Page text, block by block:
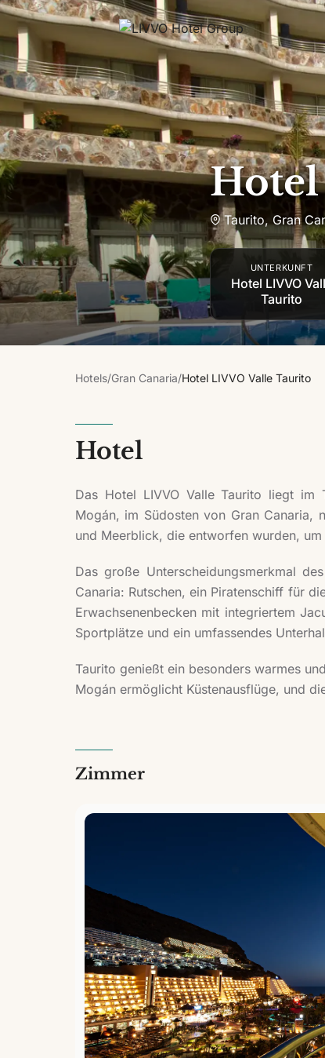
Zum Inhalt springen
Taurito, Gran
UNTERKUNFT
Hotel LIVVO
Taurito
Hotels/Gran Canaria/Hotel LIVVO Valle Taurito
Hotel
Das Hotel LIVVO Valle Taurito liegt im
Mogán, im Südosten von Gran Canaria,
und Meerblick, die entworfen wurden,
Das große Unterscheidungsmerkmal
Canaria: Rutschen, ein Piratenschiff für
Erwachsenenbecken mit integriertem
Sportplätze und ein umfassendes
Taurito genießt ein besonders warmes
Mogán ermöglicht Küstenausflüge, und
Zimmer